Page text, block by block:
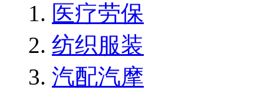
医疗劳保
纺织服装
汽配汽摩